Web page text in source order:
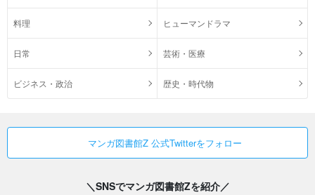
料理 ヒューマンドラマ
日常 芸術・医療
ビジネス・政治 歴史・時代物
マンガ図書館Z 公式Twitterをフォロー
＼SNSでマンガ図書館Zを紹介／